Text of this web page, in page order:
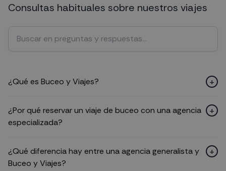
Consultas habituales sobre nuestros viajes
¿Qué es Buceo y Viajes? +
¿Por qué reservar un viaje de buceo con una agencia
especializada?
+
¿Qué diferencia hay entre una agencia generalista y
Buceo y Viajes?
+